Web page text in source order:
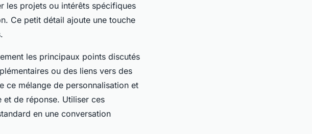
les projets ou intérêts spécifiques
Ce petit détail ajoute une touche
les principaux points discutés
ou des liens vers des
ce mélange de personnalisation et
et de réponse. Utiliser ces
en une conversation